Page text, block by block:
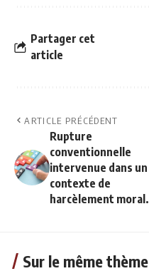
Partager cet
article
ARTICLE PRÉCÉDENT
Rupture
conventionnelle
intervenue dans un
contexte de
harcèlement moral.
Sur le même thème